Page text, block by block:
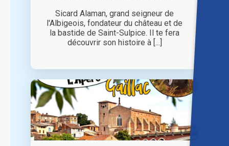
Sicard Alaman, grand seigneur de
l'Albigeois, fondateur du château et de
la bastide de Saint-Sulpice. Il te fera
découvrir son histoire à [...]